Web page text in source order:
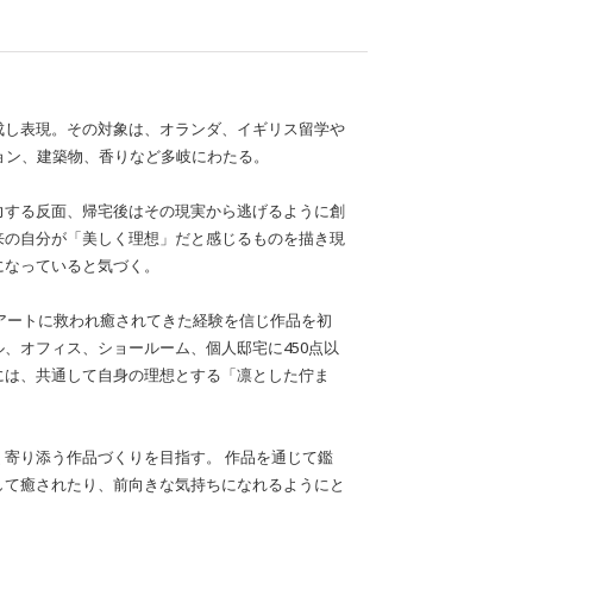
表現。その対象は、オランダ、イギリス留学や
、建築物、香りなど多岐にわたる。
る反面、帰宅後はその現実から逃げるように創
自分が「美しく理想」だと感じるものを描き現
っていると気づく。
トに救われ癒されてきた経験を信じ作品を初
オフィス、ショールーム、個人邸宅に450点以
、共通して自身の理想とする「凛とした佇ま
り添う作品づくりを目指す。 作品を通じて鑑
癒されたり、前向きな気持ちになれるようにと